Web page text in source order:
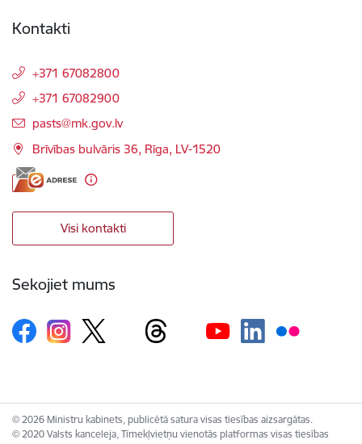
Kontakti
+371 67082800
+371 67082900
E-pasts:
pasts@mk.gov.lv
Brīvības bulvāris 36, Rīga, LV-1520
Visi kontakti
Sekojiet mums
© 2026 Ministru kabinets, publicētā satura visas tiesības aizsargātas.
© 2020 Valsts kanceleja, Tīmekļvietņu vienotās platformas visas tiesības